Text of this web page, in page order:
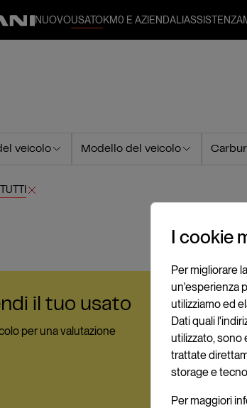
NUOVOUSATOKM0 E AZIENDALIASSISTENZA
veicolo Modello del veicolo
il tuo usato
per una valutazione
I cookie
Per migliorare
un'esperienza
utilizziamo ed
Dati quali
utilizzato, sono
trattate
storage e
Per maggiori